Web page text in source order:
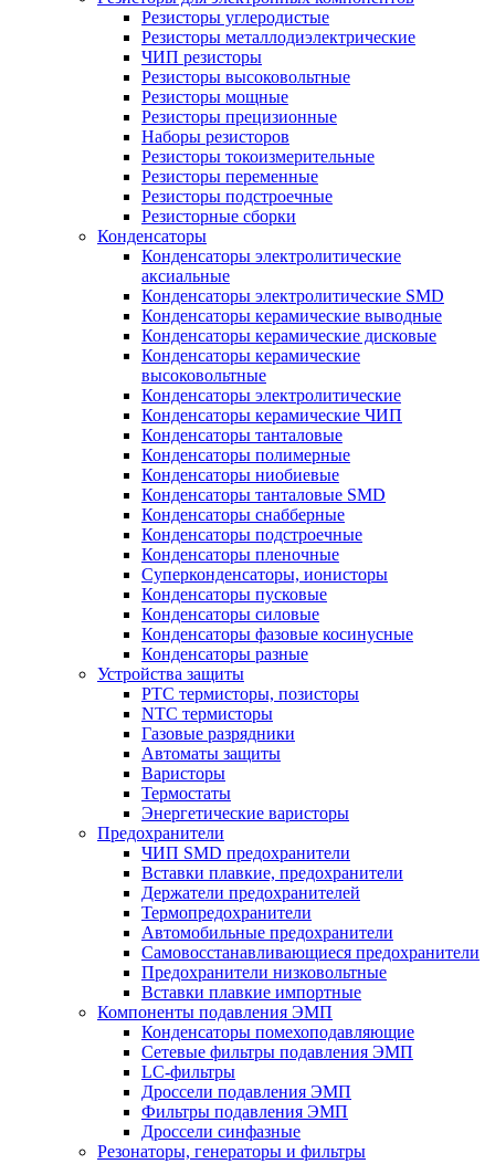
Резисторы углеродистые
Резисторы металлодиэлектрические
ЧИП резисторы
Резисторы высоковольтные
Резисторы мощные
Резисторы прецизионные
Наборы резисторов
Резисторы токоизмерительные
Резисторы переменные
Резисторы подстроечные
Резисторные сборки
Конденсаторы
Конденсаторы электролитические
аксиальные
Конденсаторы электролитические SMD
Конденсаторы керамические выводные
Конденсаторы керамические дисковые
Конденсаторы керамические
высоковольтные
Конденсаторы электролитические
Конденсаторы керамические ЧИП
Конденсаторы танталовые
Конденсаторы полимерные
Конденсаторы ниобиевые
Конденсаторы танталовые SMD
Конденсаторы снабберные
Конденсаторы подстроечные
Конденсаторы пленочные
Суперконденсаторы, ионисторы
Конденсаторы пусковые
Конденсаторы силовые
Конденсаторы фазовые косинусные
Конденсаторы разные
Устройства защиты
PTC термисторы, позисторы
NTC термисторы
Газовые разрядники
Автоматы защиты
Варисторы
Термостаты
Энергетические варисторы
Предохранители
ЧИП SMD предохранители
Вставки плавкие, предохранители
Держатели предохранителей
Термопредохранители
Автомобильные предохранители
Самовосстанавливающиеся предохранители
Предохранители низковольтные
Вставки плавкие импортные
Компоненты подавления ЭМП
Конденсаторы помехоподавляющие
Сетевые фильтры подавления ЭМП
LC-фильтры
Дроссели подавления ЭМП
Фильтры подавления ЭМП
Дроссели синфазные
Резонаторы, генераторы и фильтры